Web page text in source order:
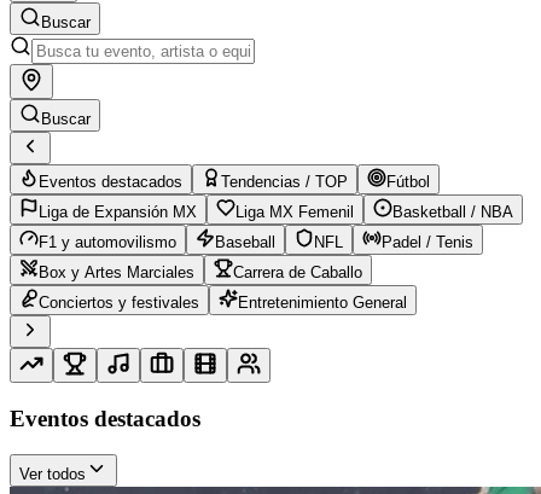
Buscar
Buscar
Eventos destacados Tendencias / TOP
Fútbol
Liga de Expansión MX
Liga MX Femenil
Basketball / NBA
F1 y automovilismo
Baseball NFL
Padel / Tenis
Box y Artes Marciales
Carrera de Caballo
Conciertos y festivales
Entretenimiento General
Eventos destacados
Ver todos